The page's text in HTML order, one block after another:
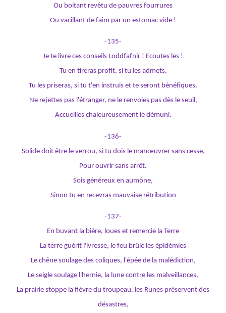
Ou boitant revêtu de pauvres fourrures
Ou vacillant de faim par un estomac vide !
-135-
Je te livre ces conseils Loddfafnir ! Ecoutes les !
Tu en tireras profit, si tu les admets,
Tu les priseras, si tu t'en instruis et te seront bénéfiques.
Ne rejettes pas l'étranger, ne le renvoies pas dès le seuil,
Accueilles chaleureusement le démuni.
-136-
Solide doit être le verrou, si tu dois le manœuvrer sans cesse,
Pour ouvrir sans arrêt.
Sois généreux en aumône,
Sinon tu en recevras mauvaise rétribution
-137-
En buvant la bière, loues et remercie la Terre
La terre guérit l'ivresse, le feu brûle les épidémies
Le chêne soulage des coliques, l'épée de la malédiction,
Le seigle soulage l'hernie, la lune contre les malveillances,
La prairie stoppe la fièvre du troupeau, les Runes préservent des
désastres,